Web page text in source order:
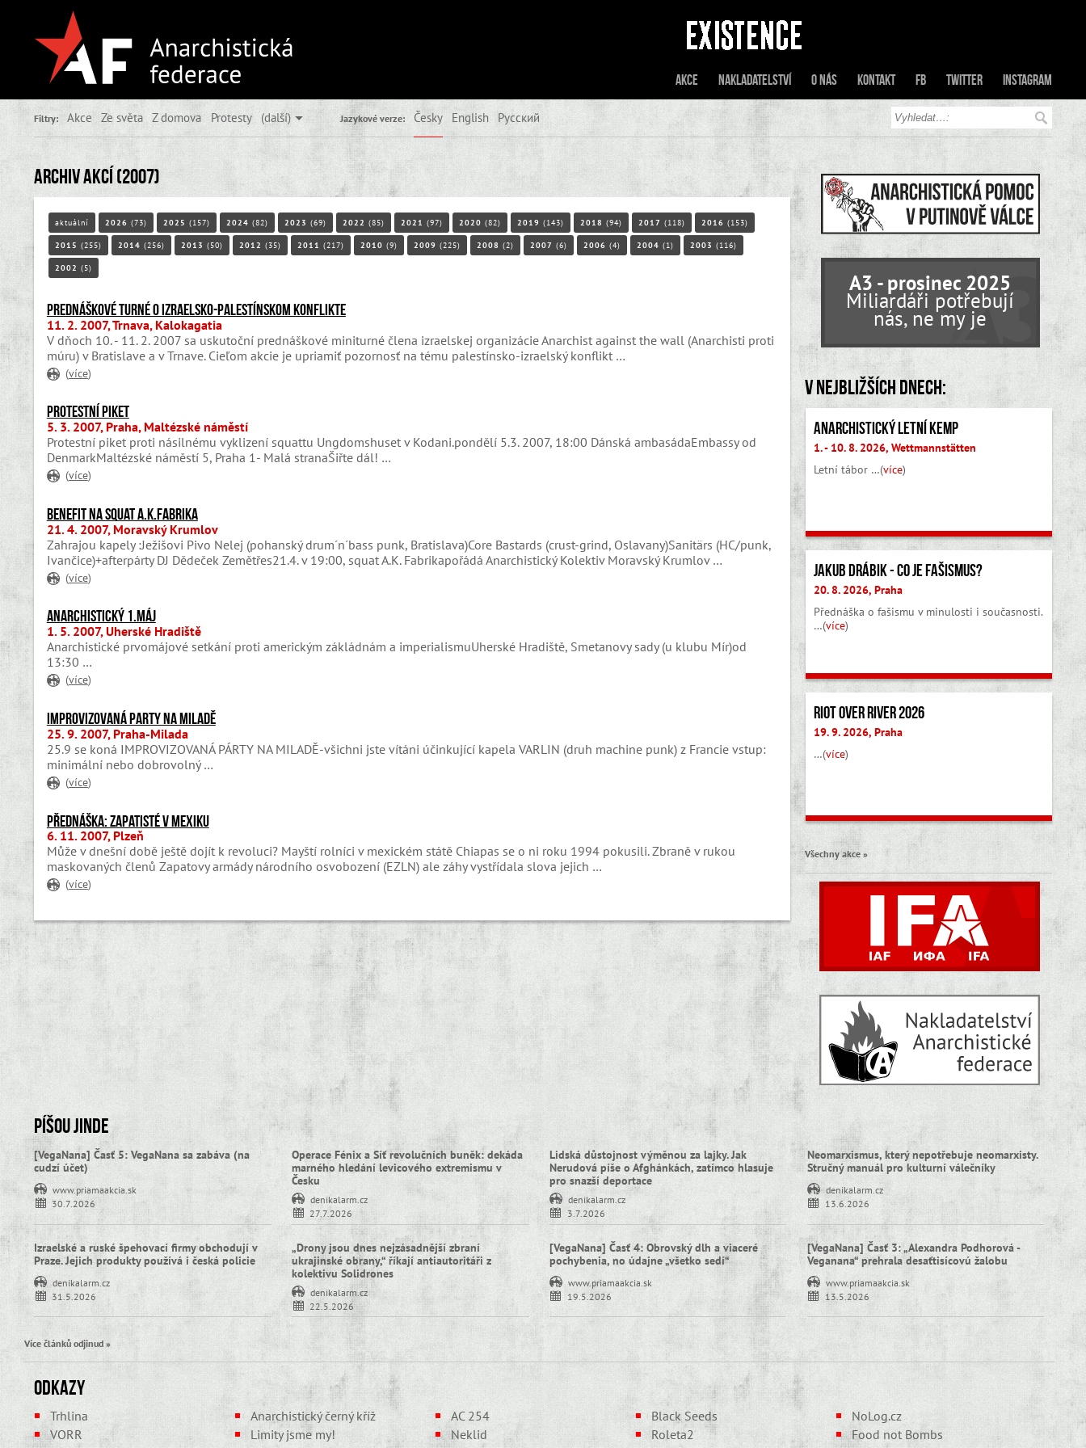
Akce Nakladatelství O nás Kontakt FB Twitter Instagram
Filtry: Akce Ze světa Z domova Protesty (další) Jazykové verze: Česky English Русский
Archiv akcí (2007)
aktuální 2026 (73) 2025 (157) 2024 (82) 2023 (69) 2022 (85) 2021 (97) 2020 (82) 2019 (143) 2018 (94) 2017 (118) 2016 (153)
2015 (255) 2014 (256) 2013 (50) 2012 (35) 2011 (217) 2010 (9) 2009 (225) 2008 (2) 2007 (6) 2006 (4) 2004 (1) 2003 (116)
2002 (5)
Prednáškové turné o izraelsko-palestínskom konflikte
11. 2. 2007, Trnava, Kalokagatia
V dňoch 10. - 11. 2. 2007 sa uskutoční prednáškové miniturné člena izraelskej organizácie Anarchist against the wall (Anarchisti proti
múru) v Bratislave a v Trnave. Cieľom akcie je upriamiť pozornosť na tému palestínsko-izraelský konflikt …
(více)
Protestní piket
5. 3. 2007, Praha, Maltézské náměstí
Protestní piket proti násilnému vyklizení squattu Ungdomshuset v Kodani.pondělí 5.3. 2007, 18:00 Dánská ambasádaEmbassy od
DenmarkMaltézské náměstí 5, Praha 1- Malá stranaŠiřte dál! …
(více)
Benefit na squat A.K.Fabrika
21. 4. 2007, Moravský Krumlov
Zahrajou kapely :Ježišovi Pivo Nelej (pohanský drum´n´bass punk, Bratislava)Core Bastards (crust-grind, Oslavany)Sanitärs (HC/punk,
Ivančice)+afterpárty DJ Dědeček Zemětřes21.4. v 19:00, squat A.K. Fabrikapořádá Anarchistický Kolektiv Moravský Krumlov …
(více)
Anarchistický 1.máj
1. 5. 2007, Uherské Hradiště
Anarchistické prvomájové setkání proti americkým zákládnám a imperialismuUherské Hradiště, Smetanovy sady (u klubu Mír)od
13:30 …
(více)
Improvizovaná party na Miladě
25. 9. 2007, Praha-Milada
25.9 se koná IMPROVIZOVANÁ PÁRTY NA MILADĚ-všichni jste vítáni účinkující kapela VARLIN (druh machine punk) z Francie vstup:
minimální nebo dobrovolný …
(více)
Přednáška: Zapatisté v Mexiku
6. 11. 2007, Plzeň
Může v dnešní době ještě dojít k revoluci? Mayští rolníci v mexickém státě Chiapas se o ni roku 1994 pokusili. Zbraně v rukou
maskovaných členů Zapatovy armády národního osvobození (EZLN) ale záhy vystřídala slova jejich …
(více)
A3 - prosinec 2025
Miliardáři potřebují
nás, ne my je
V nejbližších dnech:
Anarchistický letní kemp
1. - 10. 8. 2026, Wettmannstätten
Letní tábor …(více)
Jakub Drábik - Co je fašismus?
20. 8. 2026, Praha
Přednáška o fašismu v minulosti i současnosti.
…(více)
Riot Over River 2026
19. 9. 2026, Praha
…(více)
Všechny akce »
Píšou jinde
[VegaNana] Časť 5: VegaNana sa zabáva (na
cudzí účet)
www.priamaakcia.sk
30.7.2026
Operace Fénix a Síť revolučních buněk: dekáda
marného hledání levicového extremismu v
Česku
denikalarm.cz
27.7.2026
Lidská důstojnost výměnou za lajky. Jak
Nerudová píše o Afghánkách, zatímco hlasuje
pro snazší deportace
denikalarm.cz
3.7.2026
Neomarxismus, který nepotřebuje neomarxisty.
Stručný manuál pro kulturní válečníky
denikalarm.cz
13.6.2026
Izraelské a ruské špehovací firmy obchodují v
Praze. Jejich produkty používá i česká policie
denikalarm.cz
31.5.2026
„Drony jsou dnes nejzásadnější zbraní
ukrajinské obrany,“ říkají antiautoritáři z
kolektivu Solidrones
denikalarm.cz
22.5.2026
[VegaNana] Časť 4: Obrovský dlh a viaceré
pochybenia, no údajne „všetko sedí“
www.priamaakcia.sk
19.5.2026
[VegaNana] Časť 3: „Alexandra Podhorová -
Veganana“ prehrala desaťtisícovú žalobu
www.priamaakcia.sk
13.5.2026
Více článků odjinud »
Odkazy
Trhlina Anarchistický černý kříž AC 254 Black Seeds
NoLog.cz
VORR
Limity jsme my! Neklid Roleta2
Food not Bombs